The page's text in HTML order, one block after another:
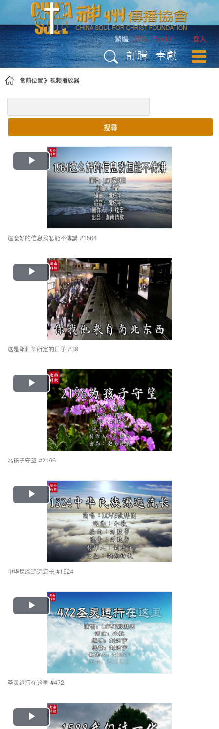
略過到內容
登入
繁體 简体 English
訂購 奉獻
當前位置 视频播放器
搜尋
Play
Video
這麼好的信息我怎能不傳講 #1564
Play
Video
这是耶和华所定的日子 #39
Play
Video
為孩子守望 #2196
Play
Video
中华民族源远流长 #1524
Play
Video
圣灵运行在这里 #472
Play